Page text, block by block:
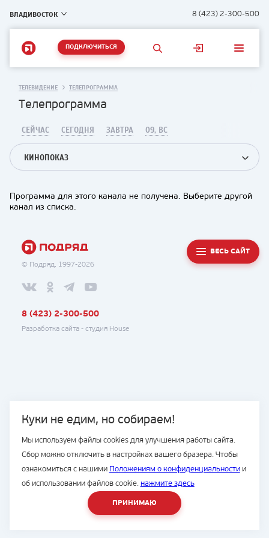
ВЛАДИВОСТОК 8 (423) 2-300-500
ПОДКЛЮЧИТЬСЯ
Куки не едим, но собираем!
Мы используем файлы cookies для улучшения работы сайта.
Сбор можно отключить в настройках вашего бразера. Чтобы
ознакомиться с нашими Положениям о конфиденциальностии
об использовании файлов cookie. нажмите здесь
ПРИНИМАЮ
ТЕЛЕВИДЕНИЕ ТЕЛЕПРОГРАММА
Телепрограмма
СЕЙЧАС СЕГОДНЯ ЗАВТРА 09, ВС
КИНОПОКАЗ
Программа для этого канала не получена. Выберите другой
канал из списка.
© Подряд, 1997-2026
ВЕСЬ САЙТ
8 (423) 2-300-500
Разработка сайта - студия House